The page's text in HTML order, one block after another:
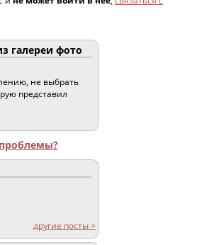
галереи фото
не выбрать
представил
другие посты >